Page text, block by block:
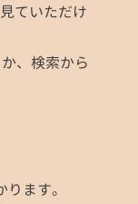
ていただけ
、検索から
ます。